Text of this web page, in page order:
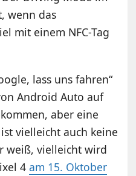
wenn das
mit einem NFC-Tag
lass uns fahren“
Android Auto auf
aber eine
vielleicht auch keine
weiß, vielleicht wird
4am 15. Oktober